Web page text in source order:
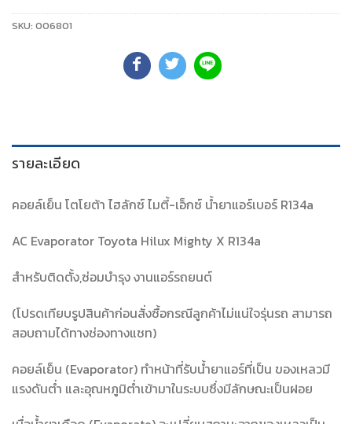
SKU: 006801
รายละเอียด
คอยล์เย็น โตโยต้า ไฮลักซ์ ไมตี้-เอ็กซ์ น้ำยาแอร์เบอร์ R134a
AC Evaporator Toyota Hilux Mighty X R134a
สำหรับติดตั้ง,ซ่อมบำรุง งานแอร์รถยนต์
(โปรดเทียบรูปสินค้าก่อนสั่งซื้อกรณีลูกค้าไม่แน่ใจรุ่นรถ สามารถ
สอบถามได้ทางช่องทางแชท)
คอยล์เย็น (Evaporator) ทำหน้าที่รับน้ำยาแอร์ที่เป็น ของเหลวมี
แรงดันต่ำ และอุณหภูมิต่ำเข้ามาในระบบซึ่งมีลักษณะเป็นฝอย